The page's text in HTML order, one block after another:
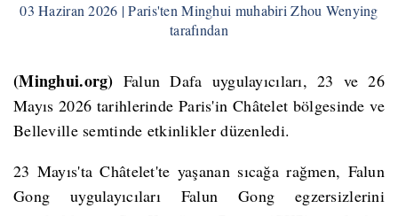
03 Haziran 2026 | Paris'ten Minghui muhabiri Zhou Wenying
tarafından
(Minghui.org) Falun Dafa uygulayıcıları, 23 ve 26
Mayıs 2026 tarihlerinde Paris'in Châtelet bölgesinde ve
Belleville semtinde etkinlikler düzenledi.
23 Mayıs'ta Châtelet'te yaşanan sıcağa rağmen, Falun
Gong uygulayıcıları Falun Gong egzersizlerini